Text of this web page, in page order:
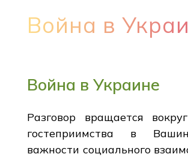
Война в
Война в Украине
Разговор вращается
гостеприимства в
важности социального